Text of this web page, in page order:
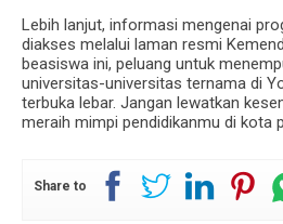
Lebih lanjut, informasi mengenai
diakses melalui laman resmi
beasiswa ini, peluang untuk
universitas-universitas ternama di
terbuka lebar. Jangan lewatkan
meraih mimpi pendidikanmu di kota
Share to